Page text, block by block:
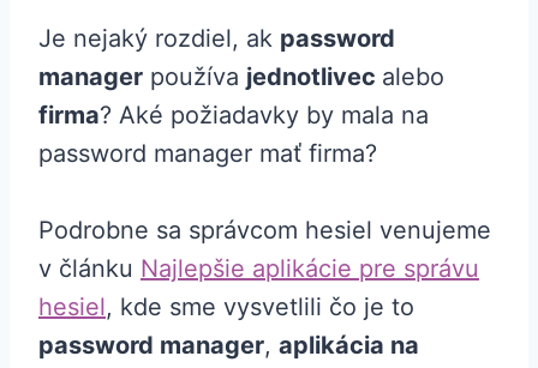
Je nejaký rozdiel, ak password
manager používa jednotlivec alebo
firma? Aké požiadavky by mala na
password manager mať firma?
Podrobne sa správcom hesiel venujeme
v článku Najlepšie aplikácie pre správu
hesiel, kde sme vysvetlili čo je to
password manager, aplikácia na